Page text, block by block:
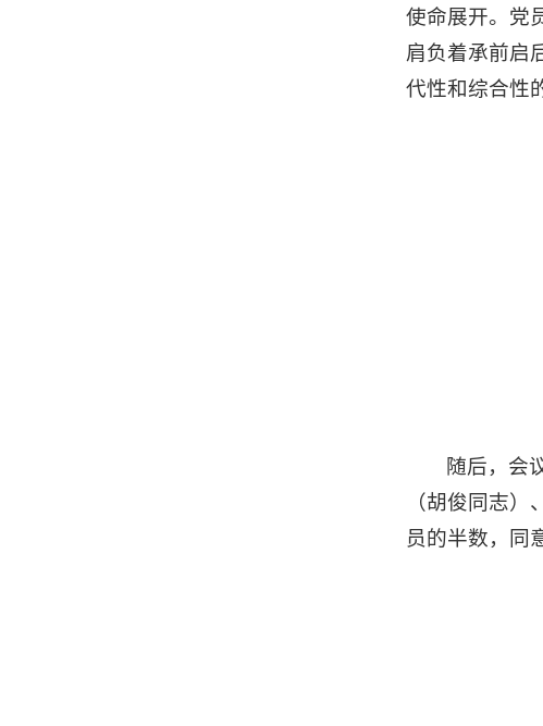
使命展开。党
肩负着承前启
代性和综合性
随后，会
（胡俊同志
员的半数，同